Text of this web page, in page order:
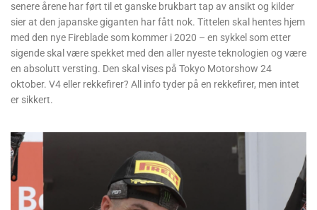
senere årene har ført til et ganske brukbart tap av ansikt og kilder
sier at den japanske giganten har fått nok. Tittelen skal hentes hjem
med den nye Fireblade som kommer i 2020 – en sykkel som etter
sigende skal være spekket med den aller nyeste teknologien og være
en absolutt versting. Den skal vises på Tokyo Motorshow 24
oktober. V4 eller rekkefirer? All info tyder på en rekkefirer, men intet
er sikkert.